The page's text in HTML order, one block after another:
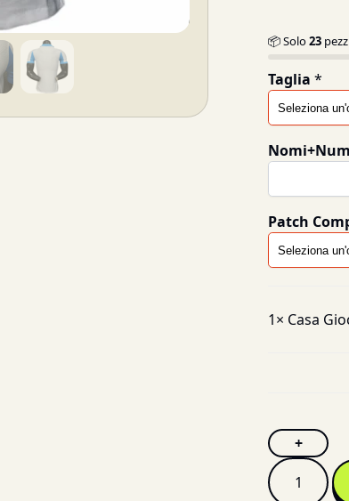
📦 Solo23
Taglia *
Patch
1× Casa
+